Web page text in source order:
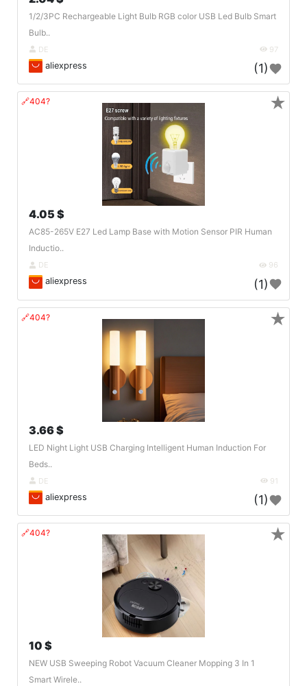
1/2/3PC Rechargeable Light Bulb RGB color USB Led Bulb Smart
Bulb..
DE 97
aliexpress (1)
🔗404?
4.05 $
AC85-265V E27 Led Lamp Base with Motion Sensor PIR Human
Inductio..
DE 96
aliexpress (1)
★
🔗404?
3.66 $
LED Night Light USB Charging Intelligent Human Induction For
Beds..
DE 91
aliexpress (1)
★
🔗404?
10 $
NEW USB Sweeping Robot Vacuum Cleaner Mopping 3 In 1
Smart Wirele..
★